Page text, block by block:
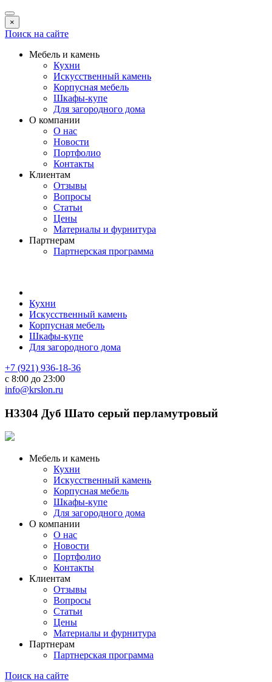
×
Поиск на сайте
Мебель и камень
Кухни
Искусственный камень
Корпусная мебель
Шкафы-купе
Для загородного дома
О компании
О нас
Новости
Портфолио
Контакты
Клиентам
Отзывы
Вопросы
Статьи
Цены
Материалы и фурнитура
Партнерам
Партнерская программа
Кухни
Искусственный камень
Корпусная мебель
Шкафы-купе
Для загородного дома
+7 (921) 936-18-36
с 8:00 до 23:00
info@krslon.ru
H3304 Дуб Шато серый перламутровый
Мебель и камень
Кухни
Искусственный камень
Корпусная мебель
Шкафы-купе
Для загородного дома
О компании
О нас
Новости
Портфолио
Контакты
Клиентам
Отзывы
Вопросы
Статьи
Цены
Материалы и фурнитура
Партнерам
Партнерская программа
Поиск на сайте